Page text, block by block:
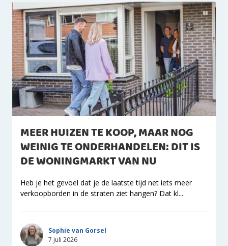
MEER HUIZEN TE KOOP, MAAR NOG
WEINIG TE ONDERHANDELEN: DIT IS
DE WONINGMARKT VAN NU
Heb je het gevoel dat je de laatste tijd net iets meer
verkoopborden in de straten ziet hangen? Dat kl...
Sophie van Gorsel
7 juli 2026